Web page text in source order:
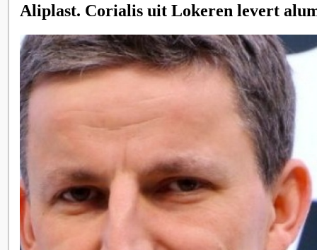
Aliplast. Corialis uit Lokeren levert